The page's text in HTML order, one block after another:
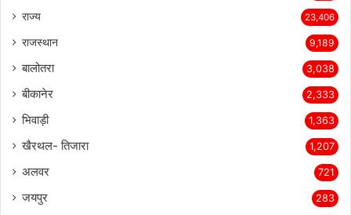
राज्य 23,406
राजस्थान 9,189
बालोतरा 3,038
बीकानेर 2,333
भिवाड़ी 1,363
खैरथल- तिजारा 1,207
अलवर 721
जयपुर 283